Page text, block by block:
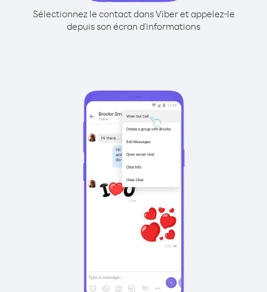
Sélectionnez le contact dans Viber et appelez-le
depuis son écran d'informations